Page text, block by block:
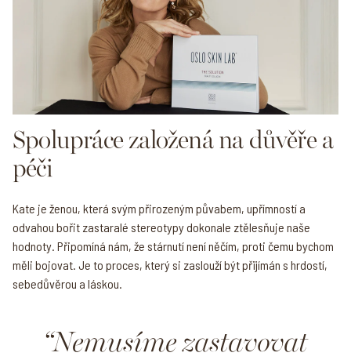
Spolupráce založená na důvěře a
péči
Kate je ženou, která svým přirozeným půvabem, upřímností a
odvahou bořit zastaralé stereotypy dokonale ztělesňuje naše
hodnoty. Připomíná nám, že stárnutí není něčím, proti čemu bychom
měli bojovat. Je to proces, který si zaslouží být přijímán s hrdostí,
sebedůvěrou a láskou.
Nemusíme zastavovat